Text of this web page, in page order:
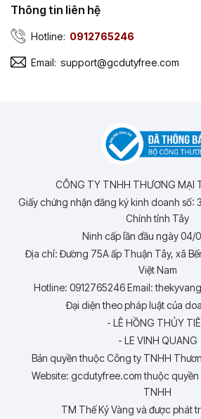
Thông tin liên hệ
Hotline: 0912765246
Email: support@gcdutyfree.com
CÔNG TY TNHH THƯƠNG MẠI
Giấy chứng nhận đăng ký kinh doanh số:
Chính tỉnh Tây
Ninh cấp lần đầu ngày 04/
Địa chỉ: Đường 75A ấp Thuận Tây, xã
Việt Nam
Hotline: 0912765246 Email:
Đại diện theo pháp luật của
- LÊ HỒNG THỦY
- LE VINH QUANG
Bản quyền thuộc Công ty TNHH
Website: gcdutyfree.com thuộc quyền
TNHH
TM Thế Kỷ Vàng và được phát